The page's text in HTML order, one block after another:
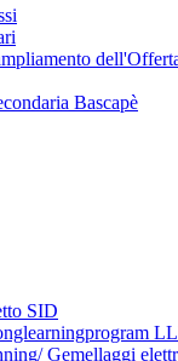
Bascapè
SID
Gemellaggi